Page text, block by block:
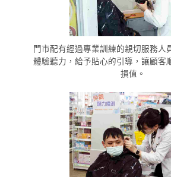
門市配有經過專業訓練的親切服務人
體驗聽力，給予貼心的引導，讓顧客
損值。